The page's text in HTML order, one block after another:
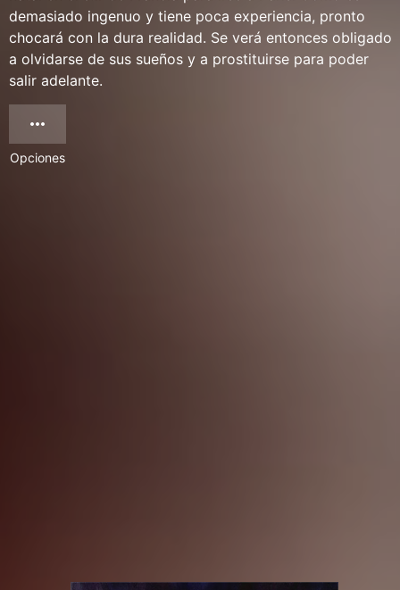
demasiado ingenuo y tiene poca experiencia, pronto
chocará con la dura realidad. Se verá entonces obligado
a olvidarse de sus sueños y a prostituirse para poder
salir adelante.
Opciones